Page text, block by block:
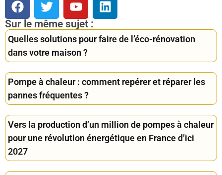
Sur le même sujet :
Quelles solutions pour faire de l’éco-rénovation
dans votre maison ?
Pompe à chaleur : comment repérer et réparer les
pannes fréquentes ?
Vers la production d’un million de pompes à chaleur
pour une révolution énergétique en France d’ici
2027